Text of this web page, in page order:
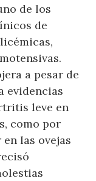
de los
de
a pesar de
evidencias
leve en
como por
las ovejas